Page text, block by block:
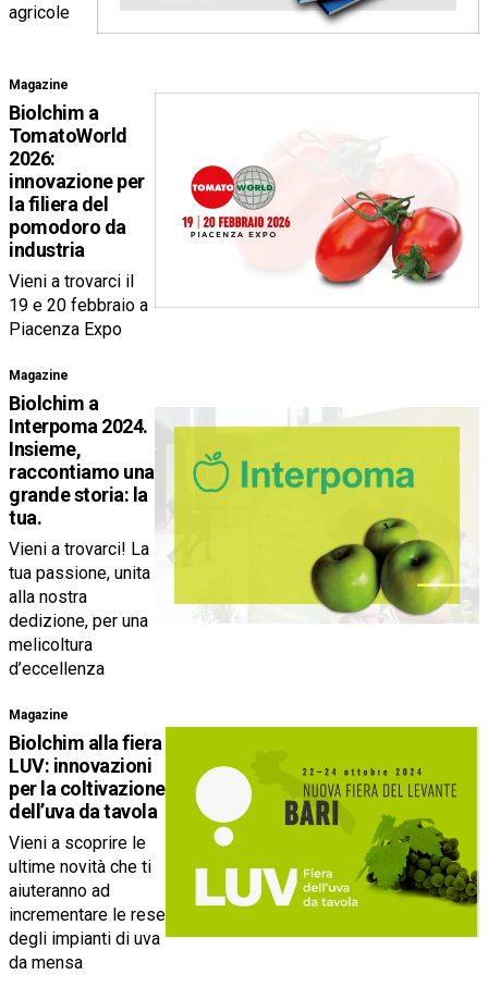
agricole
Magazine
Biolchim a
TomatoWorld
2026:
innovazione per
la filiera del
pomodoro da
industria
Vieni a trovarci il
19 e 20 febbraio a
Piacenza Expo
Magazine
Biolchim a
Interpoma 2024.
Insieme,
raccontiamo una
grande storia: la
tua.
Vieni a trovarci! La
tua passione, unita
alla nostra
dedizione, per una
melicoltura
d’eccellenza
Magazine
Biolchim alla fiera
LUV: innovazioni
per la coltivazione
dell’uva da tavola
Vieni a scoprire le
ultime novità che ti
aiuteranno ad
incrementare le rese
degli impianti di uva
da mensa